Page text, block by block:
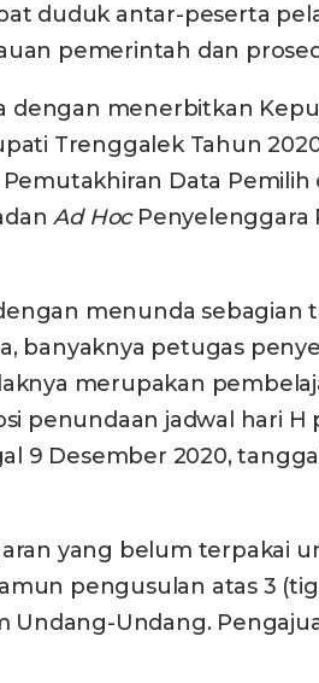
duduk antar-peserta
pemerintah dan
menerbitkan
Trenggalek Tahun
Data
Ad HocPenyelenggara
menunda sebagian
banyaknya petugas
merupakan
penundaan jadwal hari H
9 Desember 2020,
yang belum terpakai
pengusulan atas 3
Undang.